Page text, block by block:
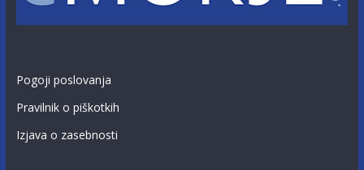
Pogoji poslovanja
Pravilnik o piškotkih
Izjava o zasebnosti